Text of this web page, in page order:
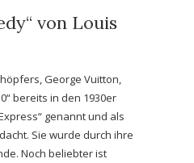
von Louis
George Vuitton,
bereits in den 1930er
genannt und als
Sie wurde durch ihre
Noch beliebter ist